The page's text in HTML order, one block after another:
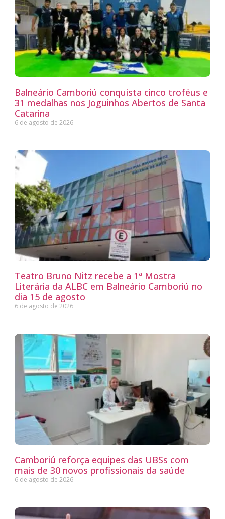
Balneário Camboriú conquista cinco troféus e
31 medalhas nos Joguinhos Abertos de Santa
Catarina
6 de agosto de 2026
Teatro Bruno Nitz recebe a 1ª Mostra
Literária da ALBC em Balneário Camboriú no
dia 15 de agosto
6 de agosto de 2026
Camboriú reforça equipes das UBSs com
mais de 30 novos profissionais da saúde
6 de agosto de 2026